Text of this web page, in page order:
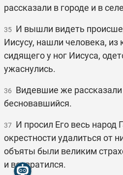
рассказали в городе и в
35 И вышли видеть
Иисусу, нашли человека,
сидящего у ног Иисуса,
ужаснулись.
36 Видевшие же
бесновавшийся.
37 И просил Его весь народ
окрестности удалиться от
объяты были великим
и возвратился.